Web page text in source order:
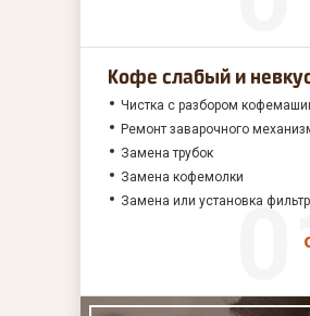
Кофе слабый и
Чистка с разбором
Ремонт заварочного
Замена трубок
Замена кофемолки
Замена или установка